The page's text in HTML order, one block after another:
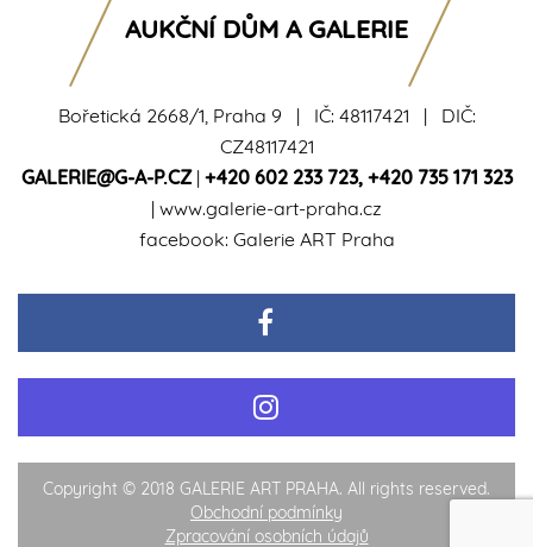
Bořetická 2668/1, Praha 9 | IČ: 48117421 | DIČ:
CZ48117421
GALERIE@G-A-P.CZ| +420 602 233 723, +420 735 171 323
| www.galerie-art-praha.cz
facebook: Galerie ART Praha
AUKČNÍ DŮM A GALERIE
Copyright © 2018 GALERIE ART PRAHA. All rights reserved.
Obchodní podmínky
Zpracování osobních údajů